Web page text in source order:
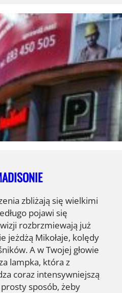
zbliżają się wielkimi
pojawi się
rozbrzmiewają już
jeżdżą Mikołaje, kolędy
A w Twojej głowie
lampka, która z
coraz intensywniejszą
sposób, żeby